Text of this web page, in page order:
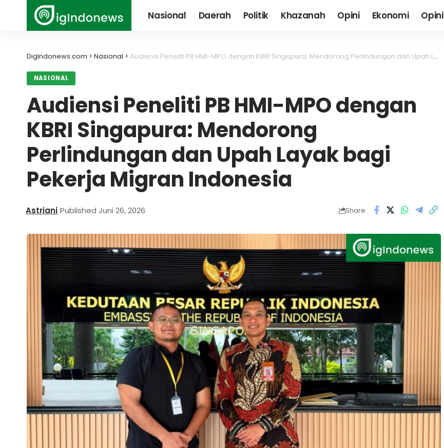
Nasional Daerah Politik Khazanah Opini Ekonomi Opini
DigIndonews.com > Nasional > Audiensi Peneliti PB HMI-MPO dengan KBRI Singapura: Mendorong Perlindungan dan Upah Layak bagi Pekerja Migran Indonesia
NASIONAL
Audiensi Peneliti PB HMI-MPO dengan
KBRI Singapura: Mendorong
Perlindungan dan Upah Layak bagi
Pekerja Migran Indonesia
Astriani Published Juni 26, 2026 Share